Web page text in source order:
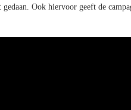
Ook hiervoor geeft de